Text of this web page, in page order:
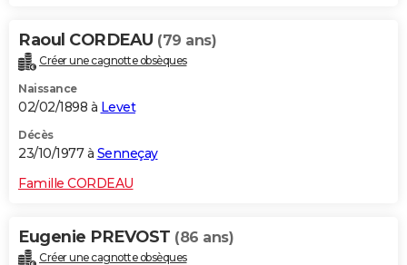
Raoul CORDEAU (79 ans)
Créer une cagnotte obsèques
Naissance
02/02/1898 à Levet
Décès
23/10/1977 à Senneçay
Famille CORDEAU
Eugenie PREVOST (86 ans)
Créer une cagnotte obsèques